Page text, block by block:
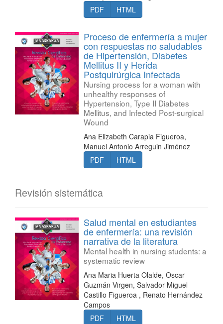
PDF
HTML
Proceso de enfermería a mujer
con respuestas no saludables
de Hipertensión, Diabetes
Mellitus II y Herida
Postquirúrgica Infectada
Nursing process for a woman with
unhealthy responses of
Hypertension, Type II Diabetes
Mellitus, and Infected Post-surgical
Wound
Ana Elizabeth Carapia Figueroa,
Manuel Antonio Arreguin Jiménez
PDF
HTML
Revisión sistemática
Salud mental en estudiantes
de enfermería: una revisión
narrativa de la literatura
Mental health in nursing students: a
systematic review
Ana Maria Huerta Olalde, Oscar
Guzmán Virgen, Salvador Miguel
Castillo Figueroa , Renato Hernández
Campos
PDF
HTML